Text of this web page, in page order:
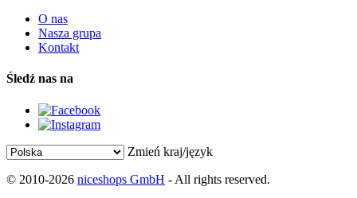
O nas
Nasza grupa
Kontakt
Śledź nas na
Zmień kraj/język
© 2010-2026 niceshops GmbH - All rights reserved.